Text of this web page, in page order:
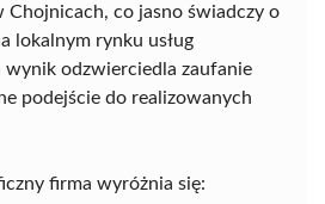
co jasno świadczy o
lokalnym rynku usług
wynik odzwierciedla zaufanie
podejście do realizowanych
firma wyróżnia się: